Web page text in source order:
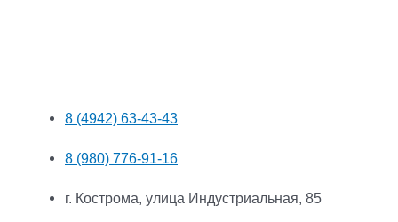
8 (4942) 63-43-43
8 (980) 776-91-16
г. Кострома, улица Индустриальная, 85